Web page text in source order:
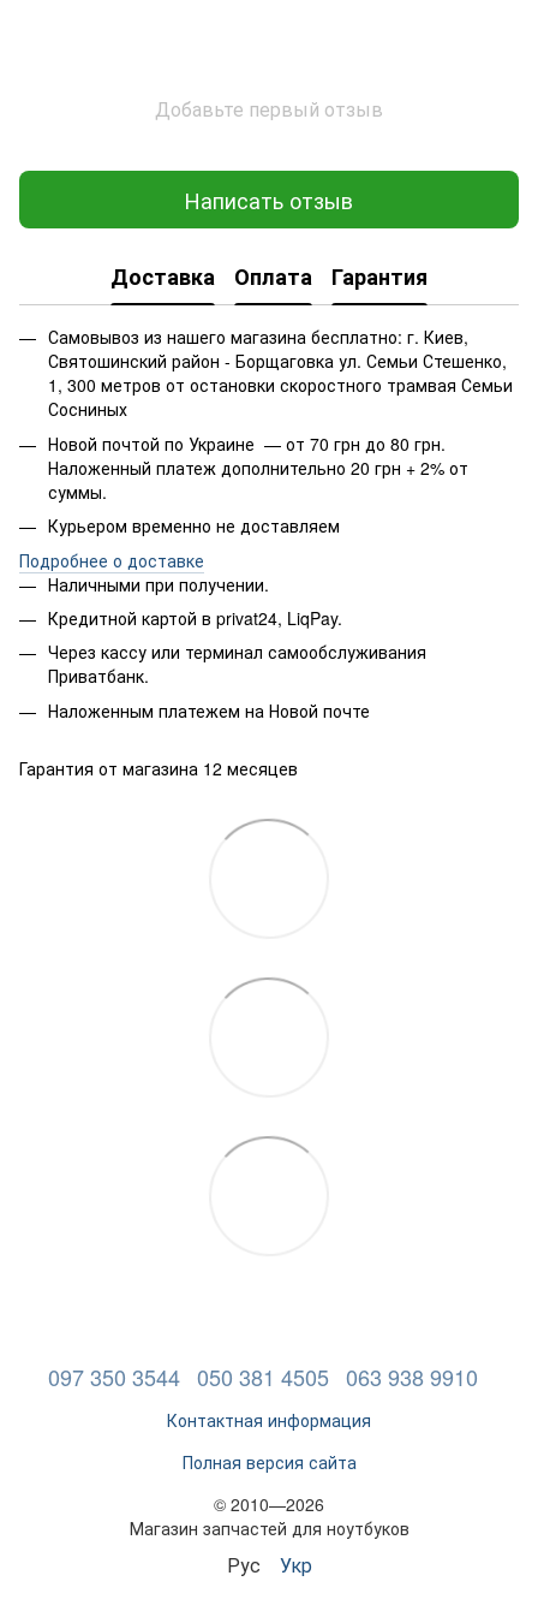
Добавьте первый отзыв
Написать отзыв
Доставка Оплата Гарантия
Самовывоз из нашего магазина бесплатно: г. Киев,
Святошинский район - Борщаговка ул. Семьи Стешенко,
1, 300 метров от остановки скоростного трамвая Семьи
Сосниных
Новой почтой по Украине — от 70 грн до 80 грн.
Наложенный платеж дополнительно 20 грн + 2% от
суммы.
Курьером временно не доставляем
Подробнее о доставке
Наличными при получении.
Кредитной картой в privat24, LiqPay.
Через кассу или терминал самообслуживания
Приватбанк.
Наложенным платежем на Новой почте
Гарантия от магазина 12 месяцев
097 350 3544 050 381 4505 063 938 9910
Контактная информация
Полная версия сайта
© 2010—2026
Магазин запчастей для ноутбуков
Рус Укр